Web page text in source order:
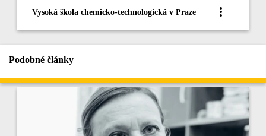
Vysoká škola chemicko-technologická v Praze
Podobné články